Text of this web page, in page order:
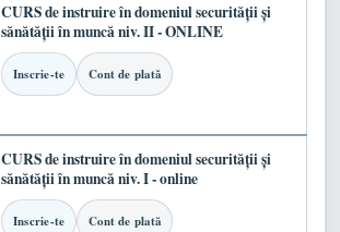
CURS de instruire în domeniul securității și
sănătății în muncă niv. II - ONLINE
Inscrie-te Cont de plată
CURS de instruire în domeniul securității și
sănătății în muncă niv. I - online
Inscrie-te Cont de plată